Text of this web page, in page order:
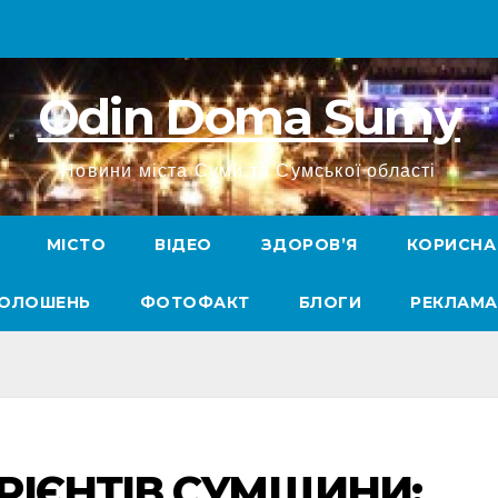
Odin Doma Sumy
Новини міста Суми та Сумської області
МІСТО ВІДЕО ЗДОРОВ’Я КОРИСНА
ФОТОФАКТ БЛОГИ РЕКЛАМА